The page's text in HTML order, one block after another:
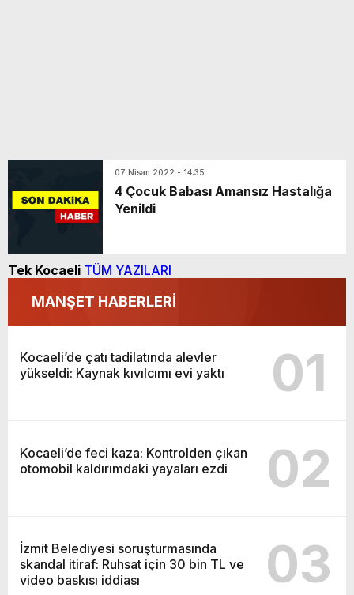
07 Nisan 2022 - 14:35
4 Çocuk Babası Amansız Hastalığa
Yenildi
Tek Kocaeli TÜM YAZILARI
MANŞET HABERLERİ
Kocaeli’de çatı tadilatında alevler
yükseldi: Kaynak kıvılcımı evi yaktı
01
Kocaeli’de feci kaza: Kontrolden çıkan
otomobil kaldırımdaki yayaları ezdi
02
İzmit Belediyesi soruşturmasında
skandal itiraf: Ruhsat için 30 bin TL ve
video baskısı iddiası
03